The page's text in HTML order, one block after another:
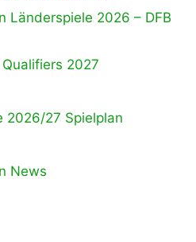
Länderspiele 2026 – DFB
Qualifiers 2027
2026/27 Spielplan
News